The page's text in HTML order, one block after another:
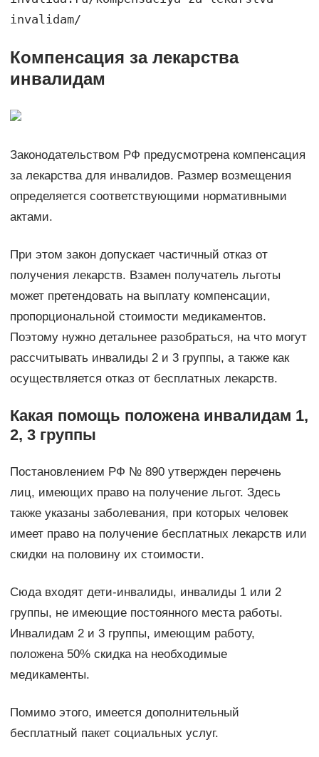
invalidam/
Компенсация за лекарства
инвалидам
Законодательством РФ предусмотрена компенсация
за лекарства для инвалидов. Размер возмещения
определяется соответствующими нормативными
актами.
При этом закон допускает частичный отказ от
получения лекарств. Взамен получатель льготы
может претендовать на выплату компенсации,
пропорциональной стоимости медикаментов.
Поэтому нужно детальнее разобраться, на что могут
рассчитывать инвалиды 2 и 3 группы, а также как
осуществляется отказ от бесплатных лекарств.
Какая помощь положена инвалидам 1,
2, 3 группы
Постановлением РФ № 890 утвержден перечень
лиц, имеющих право на получение льгот. Здесь
также указаны заболевания, при которых человек
имеет право на получение бесплатных лекарств или
скидки на половину их стоимости.
Сюда входят дети-инвалиды, инвалиды 1 или 2
группы, не имеющие постоянного места работы.
Инвалидам 2 и 3 группы, имеющим работу,
положена 50% скидка на необходимые
медикаменты.
Помимо этого, имеется дополнительный
бесплатный пакет социальных услуг.